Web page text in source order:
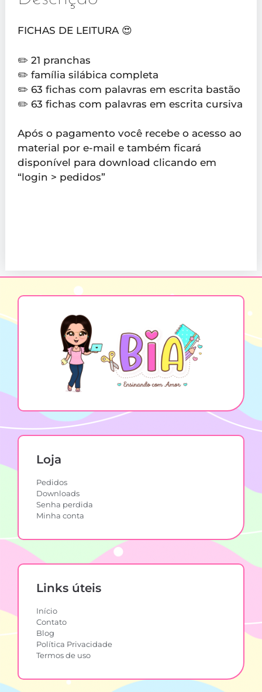
FICHAS DE LEITURA 😍
✏️ 21 pranchas
✏️ família silábica completa
✏️ 63 fichas com palavras em escrita bastão
✏️ 63 fichas com palavras em escrita cursiva
Após o pagamento você recebe o acesso ao
material por e-mail e também ficará
disponível para download clicando em
“login > pedidos”
Loja
Pedidos
Downloads
Senha perdida
Minha conta
Links úteis
Início
Contato
Blog
Política Privacidade
Termos de uso